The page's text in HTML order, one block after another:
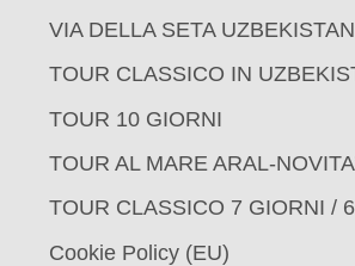
VIA DELLA SETA UZBEKISTAN
TOUR CLASSICO IN
TOUR 10 GIORNI
TOUR AL MARE ARAL-
TOUR CLASSICO 7 GIORNI /
Cookie Policy (EU)